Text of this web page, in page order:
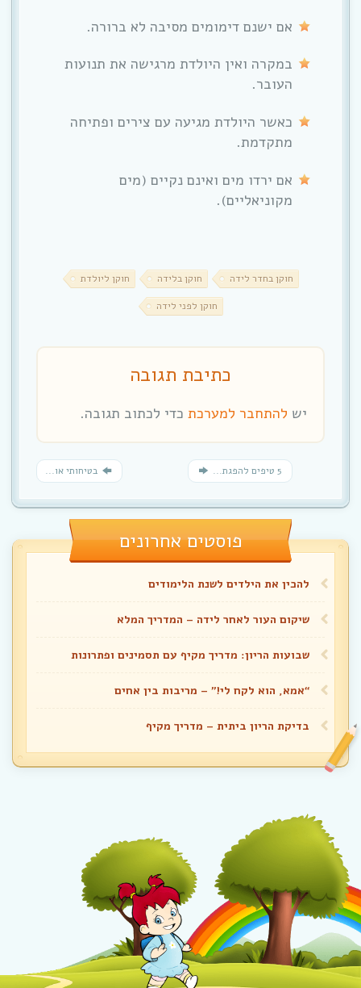
אם ישנם דימומים מסיבה לא ברורה.
במקרה ואין היולדת מרגישה את תנועות
העובר.
כאשר היולדת מגיעה עם צירים ופתיחה
מתקדמת.
אם ירדו מים ואינם נקיים (מים
מקוניאליים).
חוקן בחדר לידה חוקן בלידה חוקן ליולדת
חוקן לפני לידה
כתיבת תגובה
יש להתחבר למערכת כדי לכתוב תגובה.
בטיחותי או...
פוסטים אחרונים
להכין את הילדים לשנת הלימודים
שיקום העור לאחר לידה – המדריך המלא
שבועות הריון: מדריך מקיף עם תסמינים ופתרונות
“אמא, הוא לקח לי!” – מריבות בין אחים
בדיקת הריון ביתית – מדריך מקיף